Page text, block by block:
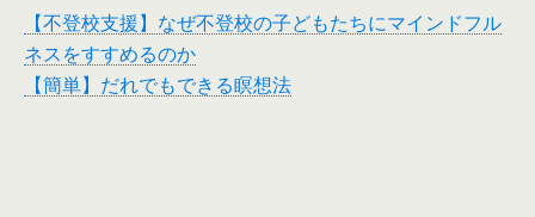
【不登校支援】なぜ不登校の子どもたちにマインドフル
ネスをすすめるのか
【簡単】だれでもできる瞑想法